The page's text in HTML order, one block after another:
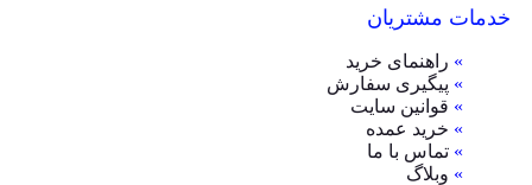
خدمات مشتریان
» راهنمای خرید
» پیگیری سفارش
» قوانین سایت
» خرید عمده
» تماس با ما
» وبلاگ